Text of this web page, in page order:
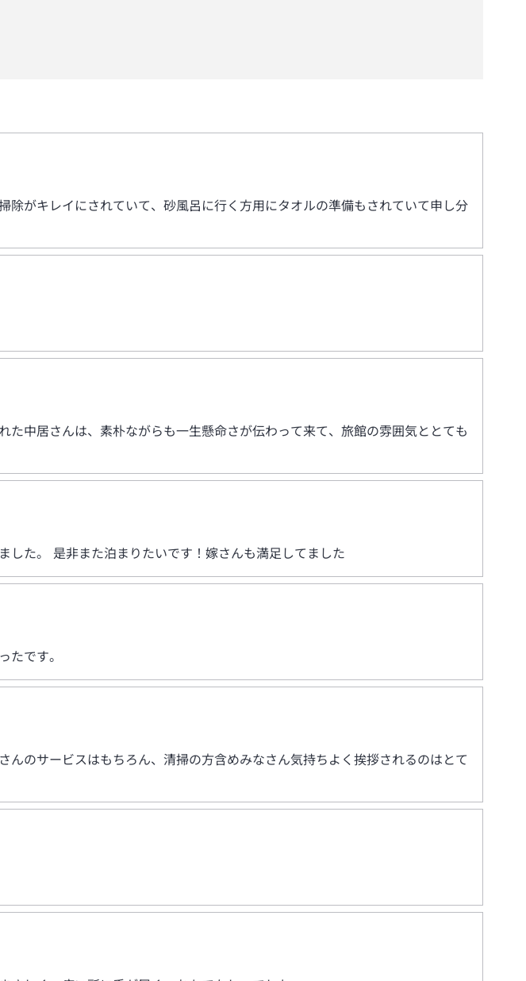
がキレイにされていて、砂風呂に行く方用にタオルの準備もされていて申し分
中居さんは、素朴ながらも一生懸命さが伝わって来て、旅館の雰囲気ととても
した。 是非また泊まりたいです！嫁さんも満足してました
たです。
のサービスはもちろん、清掃の方含めみなさん気持ちよく挨拶されるのはとて